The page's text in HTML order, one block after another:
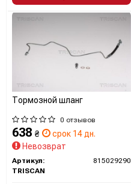
Тормозной шланг
0 отзывов
638 ₴
срок 14 дн.
Невозврат
Артикул:
815029290
TRISCAN